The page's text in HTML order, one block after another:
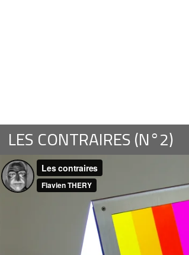
LES CONTRAIRES (N°2)